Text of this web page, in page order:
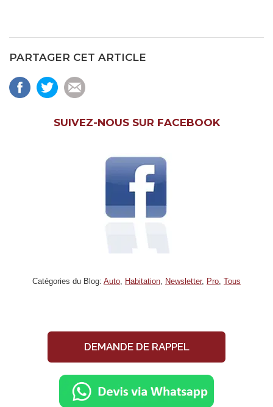
PARTAGER CET ARTICLE
SUIVEZ-NOUS SUR FACEBOOK
Catégories du Blog: Auto, Habitation, Newsletter, Pro, Tous
DEMANDE DE RAPPEL